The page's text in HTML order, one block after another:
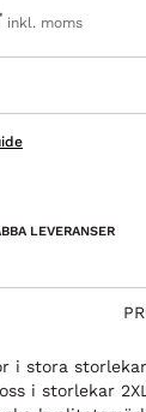
inkl. moms
LEVERANSER
i stora storlekar
i storlekar